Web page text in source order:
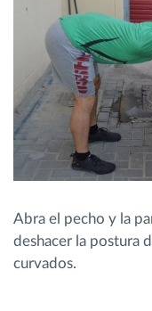
Abra el pecho y la
deshacer la postura
curvados.